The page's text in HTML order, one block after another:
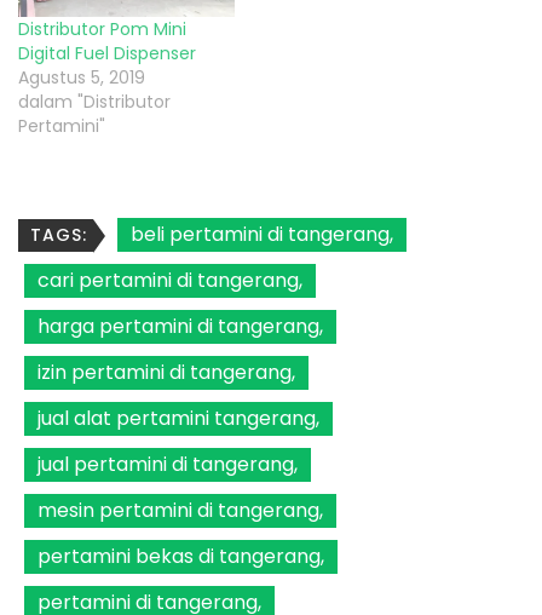
Distributor Pom Mini
Digital Fuel Dispenser
Agustus 5, 2019
dalam "Distributor
Pertamini"
TAGS:
beli pertamini di tangerang
cari pertamini di tangerang
harga pertamini di tangerang
izin pertamini di tangerang
jual alat pertamini tangerang
jual pertamini di tangerang
mesin pertamini di tangerang
pertamini bekas di tangerang
pertamini di tangerang